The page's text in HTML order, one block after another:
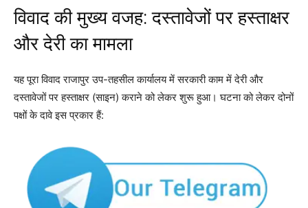
विवाद की मुख्य वजह: दस्तावेजों पर हस्ताक्षर
और देरी का मामला
यह पूरा विवाद राजापुर उप-तहसील कार्यालय में सरकारी काम में देरी और
दस्तावेजों पर हस्ताक्षर (साइन) कराने को लेकर शुरू हुआ। घटना को लेकर दोनों
पक्षों के दावे इस प्रकार हैं: